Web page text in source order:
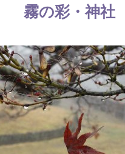
霧の彩・神社